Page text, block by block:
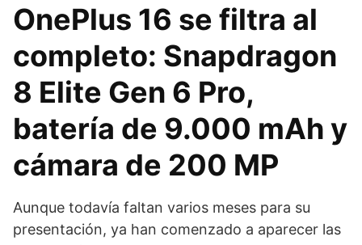
OnePlus 16 se filtra al
completo: Snapdragon
8 Elite Gen 6 Pro,
batería de 9.000 mAh y
cámara de 200 MP
Aunque todavía faltan varios meses para su
presentación, ya han comenzado a aparecer las